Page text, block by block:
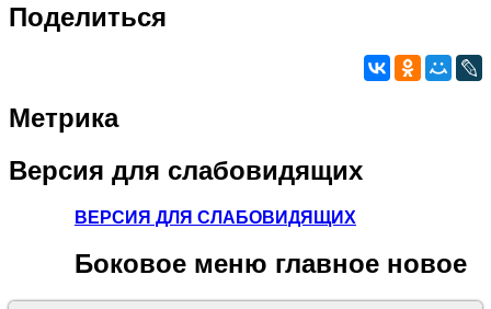
Поделиться
Метрика
Версия для слабовидящих
ВЕРСИЯ ДЛЯ СЛАБОВИДЯЩИХ
Боковое меню главное новое